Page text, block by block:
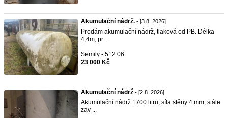
Akumulační nádrž. - [3.8. 2026]
Prodám akumulační nádrž, tlaková od PB. Délka
4,4m, pr ...
Semily - 512 06
23 000 Kč
Akumulační nádrž - [2.8. 2026]
Akumulační nádrž 1700 litrů, síla stěny 4 mm, stále
zav ...